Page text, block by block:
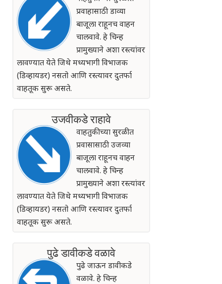
प्रवाहासाठी डाव्या
बाजूला राहूनच वाहन
चालवावे. हे चिन्ह
प्रामुख्याने अशा रस्त्यांवर
लावण्यात येते जिथे मध्यभागी विभाजक
(डिव्हायडर) नसतो आणि रस्त्यावर दुतर्फा
वाहतूक सुरू असते.
उजवीकडे राहावे
वाहतुकीच्या सुरळीत
प्रवासासाठी उजव्या
बाजूला राहूनच वाहन
चालवावे. हे चिन्ह
प्रामुख्याने अशा रस्त्यांवर
लावण्यात येते जिथे मध्यभागी विभाजक
(डिव्हायडर) नसतो आणि रस्त्यावर दुतर्फा
वाहतूक सुरू असते.
पुढे डावीकडे वळावे
पुढे जाऊन डावीकडे
वळावे. हे चिन्ह